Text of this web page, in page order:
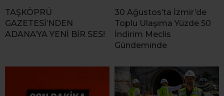
TAŞKÖPRÜ
GAZETESİ’NDEN
ADANA’YA YENİ BİR SES!
30 Ağustos’ta İzmir’de
Toplu Ulaşıma Yüzde 50
İndirim Meclis
Gündeminde